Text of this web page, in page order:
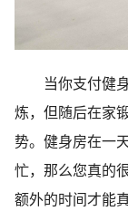
当你支付健身
炼，但随后在家
势。健身房在一
忙，那么您真的
额外的时间才能